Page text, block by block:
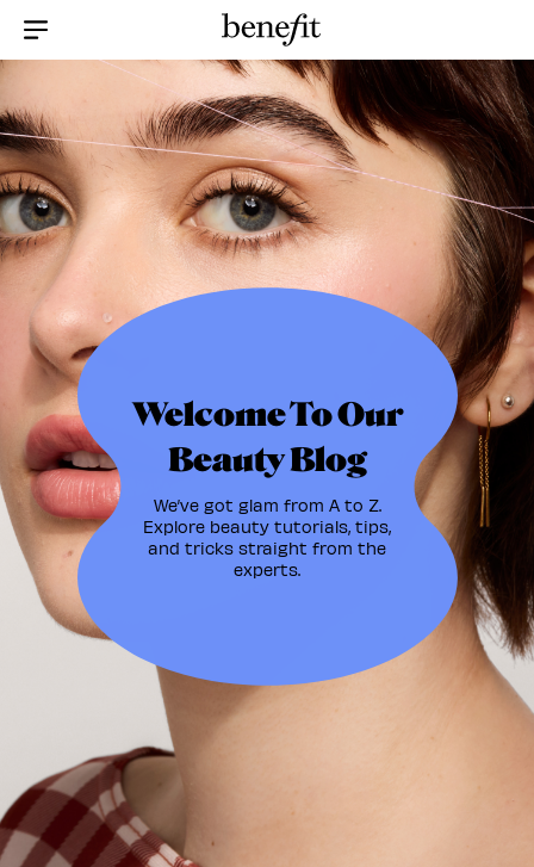
Welcome To Our
Beauty Blog
We’ve got glam from A to Z.
Explore beauty tutorials, tips,
and tricks straight from the
experts.